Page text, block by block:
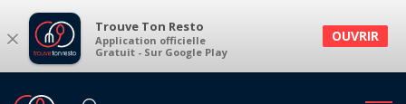
× Trouve Ton Resto
Application officielle
Gratuit - Sur Google Play
OUVRIR